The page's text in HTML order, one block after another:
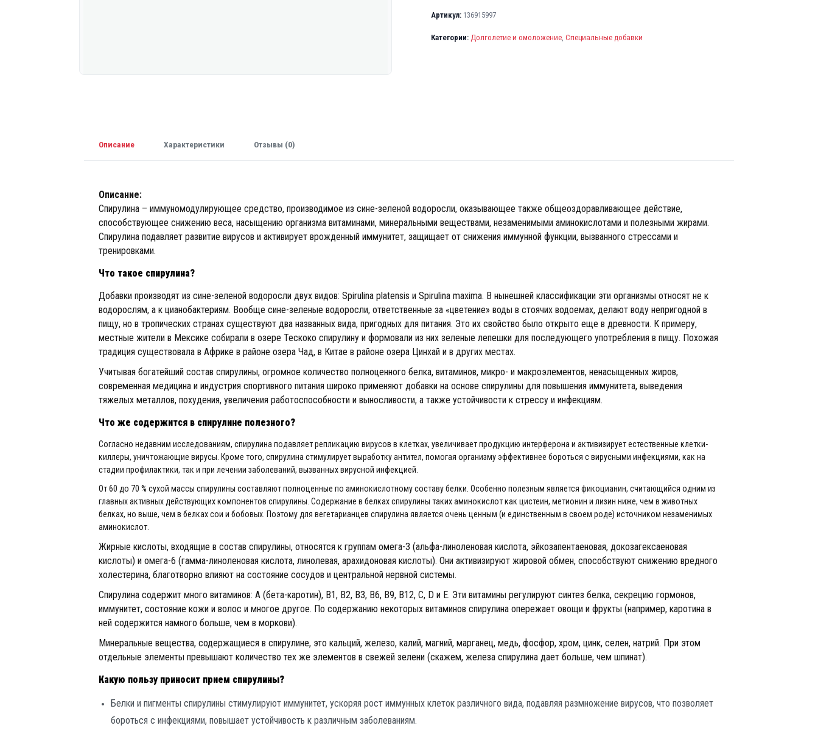
Артикул: 136915997
Категории: Долголетие и омоложение, Специальные добавки
Описание Характеристики Отзывы (0)
Описание:
Спирулина – иммуномодулирующее средство, производимое из сине-зеленой водоросли, оказывающее также общеоздоравливающее действие,
способствующее снижению веса, насыщению организма витаминами, минеральными веществами, незаменимыми аминокислотами и полезными жирами.
Спирулина подавляет развитие вирусов и активирует врожденный иммунитет, защищает от снижения иммунной функции, вызванного стрессами и
тренировками.
Что такое спирулина?
Добавки производят из сине-зеленой водоросли двух видов: Spirulina platensis и Spirulina maxima. В нынешней классификации эти организмы относят не к
водорослям, а к цианобактериям. Вообще сине-зеленые водоросли, ответственные за «цветение» воды в стоячих водоемах, делают воду непригодной в
пищу, но в тропических странах существуют два названных вида, пригодных для питания. Это их свойство было открыто еще в древности. К примеру,
местные жители в Мексике собирали в озере Тескоко спирулину и формовали из них зеленые лепешки для последующего употребления в пищу. Похожая
традиция существовала в Африке в районе озера Чад, в Китае в районе озера Цинхай и в других местах.
Учитывая богатейший состав спирулины, огромное количество полноценного белка, витаминов, микро- и макроэлементов, ненасыщенных жиров,
современная медицина и индустрия спортивного питания широко применяют добавки на основе спирулины для повышения иммунитета, выведения
тяжелых металлов, похудения, увеличения работоспособности и выносливости, а также устойчивости к стрессу и инфекциям.
Что же содержится в спирулине полезного?
Согласно недавним исследованиям, спирулина подавляет репликацию вирусов в клетках, увеличивает продукцию интерферона и активизирует естественные клетки-
киллеры, уничтожающие вирусы. Кроме того, спирулина стимулирует выработку антител, помогая организму эффективнее бороться с вирусными инфекциями, как на
стадии профилактики, так и при лечении заболеваний, вызванных вирусной инфекцией.
От 60 до 70 % сухой массы спирулины составляют полноценные по аминокислотному составу белки. Особенно полезным является фикоцианин, считающийся одним из
главных активных действующих компонентов спирулины. Содержание в белках спирулины таких аминокислот как цистеин, метионин и лизин ниже, чем в животных
белках, но выше, чем в белках сои и бобовых. Поэтому для вегетарианцев спирулина является очень ценным (и единственным в своем роде) источником незаменимых
аминокислот.
Жирные кислоты, входящие в состав спирулины, относятся к группам омега-3 (альфа-линоленовая кислота, эйкозапентаеновая, докозагексаеновая
кислоты) и омега-6 (гамма-линоленовая кислота, линолевая, арахидоновая кислоты). Они активизируют жировой обмен, способствуют снижению вредного
холестерина, благотворно влияют на состояние сосудов и центральной нервной системы.
Спирулина содержит много витаминов: А (бета-каротин), В1, В2, В3, В6, В9, В12, С, D и Е. Эти витамины регулируют синтез белка, секрецию гормонов,
иммунитет, состояние кожи и волос и многое другое. По содержанию некоторых витаминов спирулина опережает овощи и фрукты (например, каротина в
ней содержится намного больше, чем в моркови).
Минеральные вещества, содержащиеся в спирулине, это кальций, железо, калий, магний, марганец, медь, фосфор, хром, цинк, селен, натрий. При этом
отдельные элементы превышают количество тех же элементов в свежей зелени (скажем, железа спирулина дает больше, чем шпинат).
Какую пользу приносит прием спирулины?
Белки и пигменты спирулины стимулируют иммунитет, ускоряя рост иммунных клеток различного вида, подавляя размножение вирусов, что позволяет
бороться с инфекциями, повышает устойчивость к различным заболеваниям.